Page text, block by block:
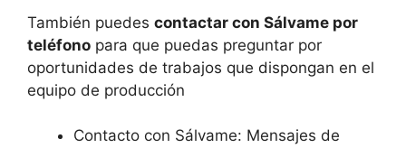
También puedes contactar con Sálvame por
teléfono para que puedas preguntar por
oportunidades de trabajos que dispongan en el
equipo de producción
Contacto con Sálvame: Mensajes de